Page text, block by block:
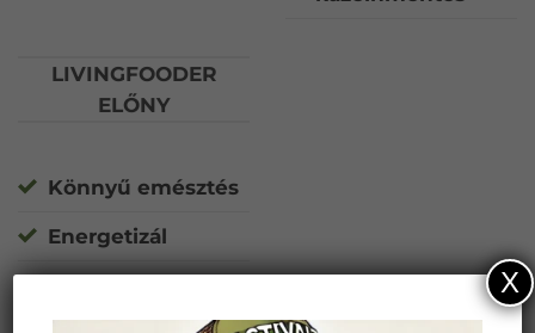
LIVINGFOODER
ELŐNY
Könnyű emésztés
Energetizál
hasznosulás
X